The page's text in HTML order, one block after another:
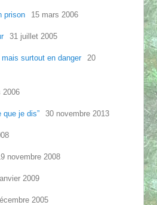
prison 15 mars 2006
31 juillet 2005
surtout en danger
20
2006
que je dis” 30 novembre 2013
novembre 2008
2009
2005